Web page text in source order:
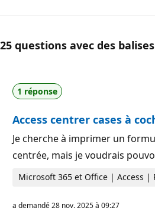
25 questions avec des
1 réponse
Access centrer cases à
Je cherche à imprimer un
centrée, mais je voudrais
Microsoft 365 et Office | Access
a demandé28 nov. 2025 à 09:27